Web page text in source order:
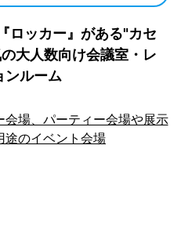
ロッカー』がある"カセ
大人数向け会議室・レ
ンルーム
場、パーティー会場や展示
途のイベント会場